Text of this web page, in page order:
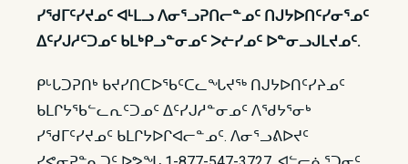
ᓯᖁᒥᑦᓯᔪᓄᑦ ᐊᒻᒪᓗ ᐱᓂᕐᓗᕈᑎᓕᓐᓄᑦ ᑎᒍᔭᐅᑎᑦᓯᓂᕐᓄᑦ
ᐃᑦᓯᒍᓱᑦᑐᓄᑦ ᑲᒪᒃᑭᓗᓐᓂᓄᑦ ᐳᓖᓯᓄᑦ ᐅᓐᓂᓗᒍᒪᔪᓄᑦ.
ᑭᒡᒐᑐᕈᑎᒃ ᑲᔪᓯᑎᑕᐅᖃᑦᑕᓚᖓᔪᖅ ᑎᒍᔭᐅᑎᑦᓯᔨᓄᑦ
ᑲᒪᒋᔭᖃᓪᓚᕆᑦᑐᓄᑦ ᐃᑦᓯᒍᓱᓐᓂᓄᑦ ᐱᖁᔭᕐᓂᒃ
ᓯᖁᒥᑦᓯᔪᓄᑦ ᑲᒪᒋᔭᐅᒋᐊᓕᓐᓄᑦ. ᐱᓂᕐᓗᕕᐅᔪᑦ